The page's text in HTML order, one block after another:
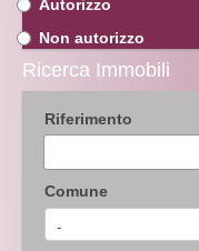
Autorizzo
Non autorizzo
Ricerca Immobili
Riferimento
Comune